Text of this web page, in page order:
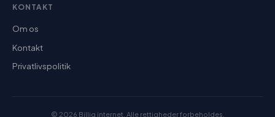
KONTAKT
Om os
Kontakt
Privatlivspolitik
© 2026 Billig internet. Alle rettigheder forbeholdes.